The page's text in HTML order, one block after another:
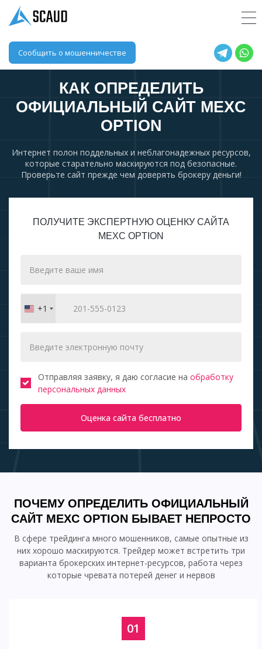
Сообщить о мошенничестве
КАК ОПРЕДЕЛИТЬ
ОФИЦИАЛЬНЫЙ САЙТ MEXC
OPTION
Интернет полон поддельных и неблагонадежных ресурсов,
которые старательно маскируются под безопасные.
Проверьте сайт прежде чем доверять брокеру деньги!
ПОЛУЧИТЕ ЭКСПЕРТНУЮ ОЦЕНКУ САЙТА
MEXC OPTION
United
States
+1
Отправляя заявку, я даю согласие на обработку
персональных данных
Оценка сайта бесплатно
ПОЧЕМУ ОПРЕДЕЛИТЬ ОФИЦИАЛЬНЫЙ
САЙТ MEXC OPTION БЫВАЕТ НЕПРОСТО
В сфере трейдинга много мошенников, самые опытные из
них хорошо маскируются. Трейдер может встретить три
варианта брокерских интернет-ресурсов, работа через
которые чревата потерей денег и нервов
01